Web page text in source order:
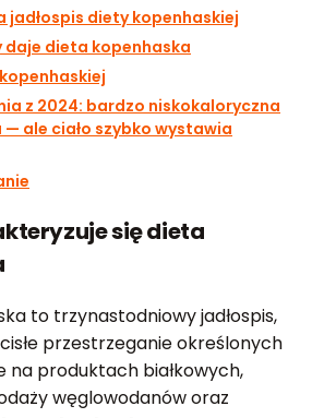
jadłospis diety kopenhaskiej
daje dieta kopenhaska
z 2024: bardzo niskokaloryczna
— ale ciało szybko wystawia
się dieta
to trzynastodniowy jadłospis,
przestrzeganie określonych
na produktach białkowych,
węglowodanów oraz